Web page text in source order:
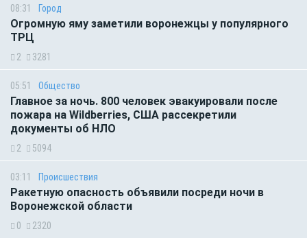
08:31 Город
Огромную яму заметили воронежцы у популярного
ТРЦ
2 3281
05:51 Общество
Главное за ночь. 800 человек эвакуировали после
пожара на Wildberries, США рассекретили
документы об НЛО
2 5094
03:11 Происшествия
Ракетную опасность объявили посреди ночи в
Воронежской области
0 2320